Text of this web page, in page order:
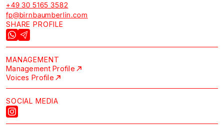
+49 30 5165 3582
fp@birnbaumberlin.com
SHARE PROFILE
MANAGEMENT
Management Profile
Voices Profile
SOCIAL MEDIA